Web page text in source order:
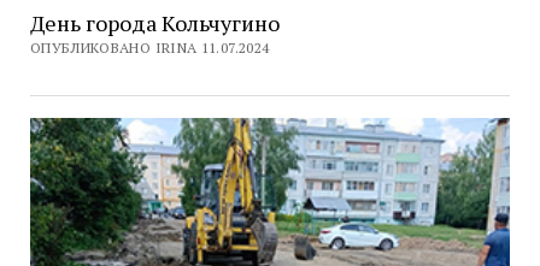
День города Кольчугино
ОПУБЛИКОВАНО IRINA 11.07.2024